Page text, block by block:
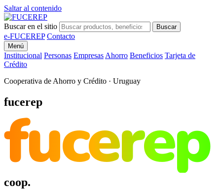
Saltar al contenido
Buscar en el sitio Buscar
e-FUCEREP Contacto
Menú
Institucional Personas Empresas Ahorro Beneficios Tarjeta de
Crédito
Cooperativa de Ahorro y Crédito · Uruguay
fucerep
fucerep
coop.